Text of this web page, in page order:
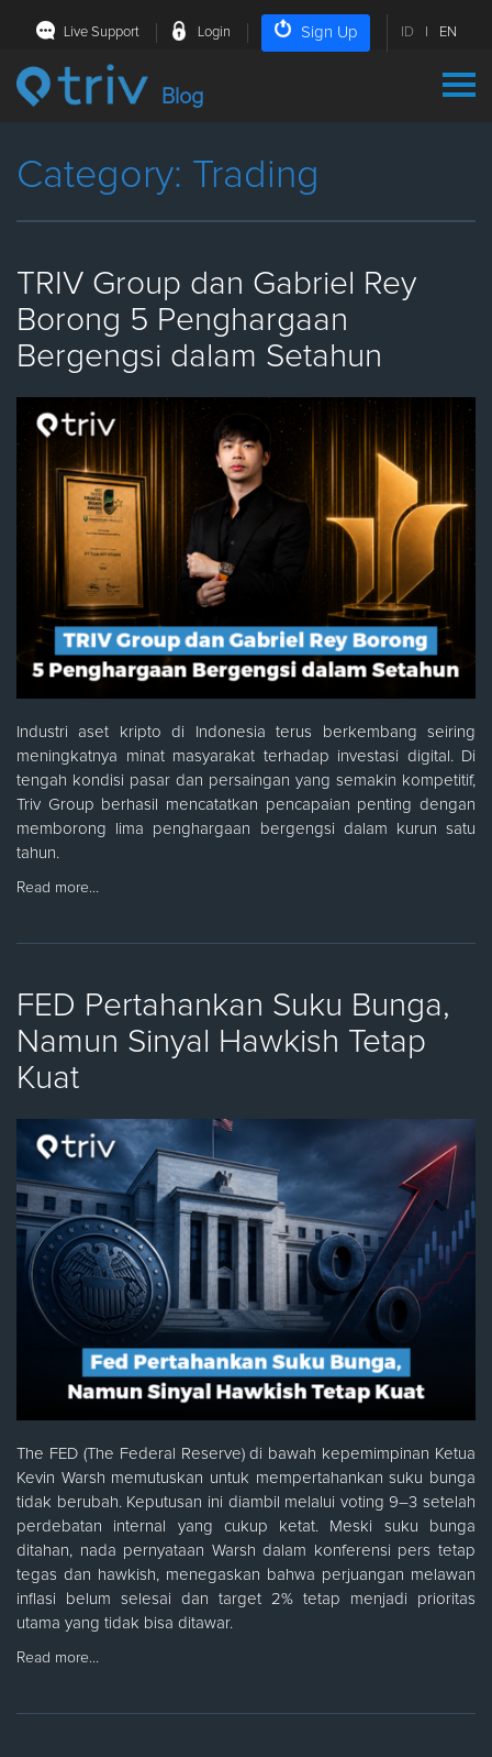
Live Support Login Sign Up ID EN
Blog
Category: Trading
TRIV Group dan Gabriel Rey
Borong 5 Penghargaan
Bergengsi dalam Setahun
Industri aset kripto di Indonesia terus berkembang seiring
meningkatnya minat masyarakat terhadap investasi digital. Di
tengah kondisi pasar dan persaingan yang semakin kompetitif,
Triv Group berhasil mencatatkan pencapaian penting dengan
memborong lima penghargaan bergengsi dalam kurun satu
tahun.
Read more…
FED Pertahankan Suku Bunga,
Namun Sinyal Hawkish Tetap
Kuat
The FED (The Federal Reserve) di bawah kepemimpinan Ketua
Kevin Warsh memutuskan untuk mempertahankan suku bunga
tidak berubah. Keputusan ini diambil melalui voting 9–3 setelah
perdebatan internal yang cukup ketat. Meski suku bunga
ditahan, nada pernyataan Warsh dalam konferensi pers tetap
tegas dan hawkish, menegaskan bahwa perjuangan melawan
inflasi belum selesai dan target 2% tetap menjadi prioritas
utama yang tidak bisa ditawar.
Read more…